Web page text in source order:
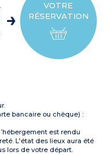
VOTRE
RÉSERVATION
bancaire ou chèque) :
est rendu
L'état des lieux aura été
lors de votre départ.